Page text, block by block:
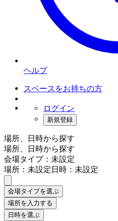
ヘルプ
スペースをお持ちの方
ログイン
新規登録
場所、日時から探す
場所、日時から探す
会場タイプ：未設定
場所：未設定日時：未設定
会場タイプを選ぶ
場所を入力する
日時を選ぶ